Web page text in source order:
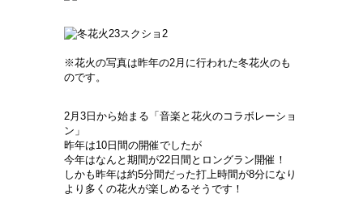
※花火の写真は昨年の2月に行われた冬花火のも
のです。
2月3日から始まる「音楽と花火のコラボレーショ
ン」
昨年は10日間の開催でしたが
今年はなんと期間が22日間とロングラン開催！
しかも昨年は約5分間だった打上時間が8分になり
より多くの花火が楽しめるそうです！